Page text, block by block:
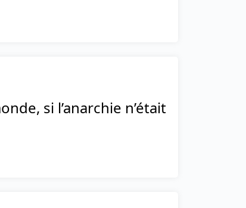
si l’anarchie n’était